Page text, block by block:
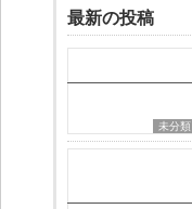
最新の投稿
未分類